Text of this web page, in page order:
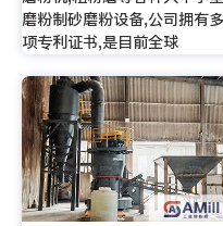
磨粉制砂磨粉设备,公司拥有多
项专利证书,是目前全球